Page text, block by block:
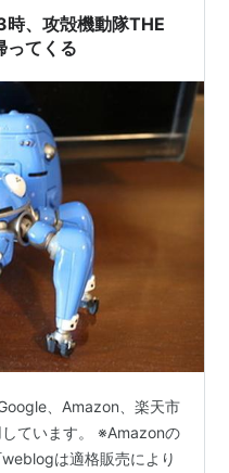
、攻殻機動隊THE
ってくる
、Amazon、楽天市
ています。 ※Amazonの
は適格販売により